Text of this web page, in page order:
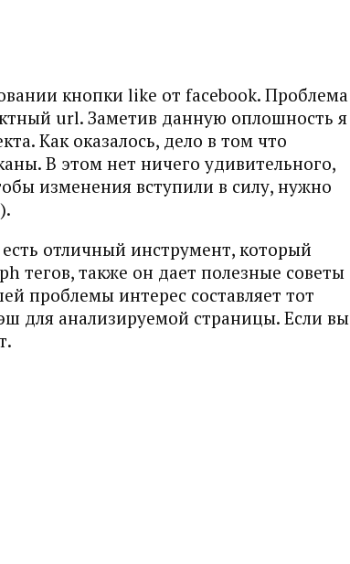
кнопки like от facebook. Проблема
url. Заметив данную оплошность я
Как оказалось, дело в том что
В этом нет ничего удивительного,
изменения вступили в силу, нужно
есть отличный инструмент, который
тегов, также он дает полезные советы
проблемы интерес составляет тот
для анализируемой страницы. Если вы